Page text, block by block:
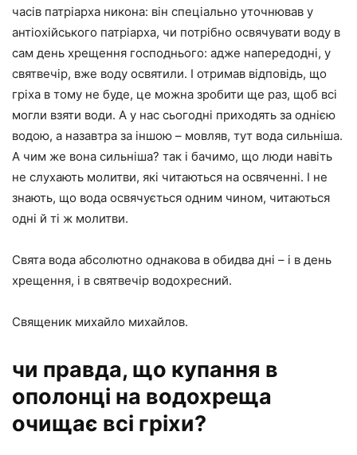
часів патріарха никона: він спеціально уточнював у
антіохійського патріарха, чи потрібно освячувати воду в
сам день хрещення господнього: адже напередодні, у
святвечір, вже воду освятили. І отримав відповідь, що
гріха в тому не буде, це можна зробити ще раз, щоб всі
могли взяти води. А у нас сьогодні приходять за однією
водою, а назавтра за іншою – мовляв, тут вода сильніша.
А чим же вона сильніша? так і бачимо, що люди навіть
не слухають молитви, які читаються на освяченні. І не
знають, що вода освячується одним чином, читаються
одні й ті ж молитви.
Свята вода абсолютно однакова в обидва дні – і в день
хрещення, і в святвечір водохресний.
Священик михайло михайлов.
чи правда, що купання в
ополонці на водохреща
очищає всі гріхи?